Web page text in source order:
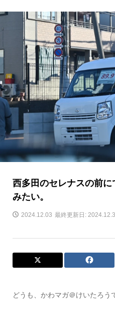
西多田のセレナスの前
みたい。
2024.12.03 最終更新日: 2024.12.3
どうも、かわマガ＠けいたろう